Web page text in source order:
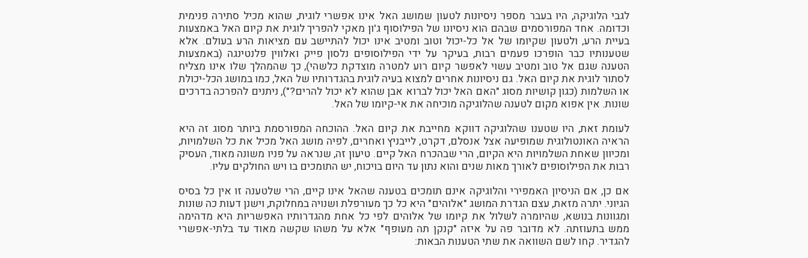
לגבי הלוגיקה, היו בעבר מספר ניסיונות לטעון שמושג האל אינו אפשרי לוגית, שהוא מכיל סתירה פנימית
וכדומה. אחד המפורסמים שבהם הוא ניסיונו של הפילוסוף ג'ון מאקי להפריך לוגית את קיום האל באמצעות
בעיית הרע, ולטעון שקיומו של אל כל-יכול וטוב ומטיב אינו יכול להתיישב עם מציאות הרע בעולם. אלא
שטענותיו כבר הופרכו פעמים רבות, בעיקר על ידי הפילוסופים נלסון פייק ואלווין פלנטינגה (באמצעות
הטענה שגם אל טוב ומטיב עשוי לאפשר קיום רוע למטרה מוצדקת כלשהי), כך שהמהלך שלו אינו מצליח
לסתור לוגית את קיום האל. גם ניסיונות אחרים למצוא בעיה לוגית בהגדרותיו של האל, כמו במושג הכל-יכולת
או השלמות (כגון קושיות מסוג "האם האל יכול לברוא אבן שהוא לא יכול להרים?"), ניתנים להפרכה בדרכים
שונות. אין אפוא מקום לטענה שהלוגיקה מוכיחה את אי-קיומו של האל.
לעומת זאת, היו שטענו שהלוגיקה דווקא מחייבת את קיום האל. ההוכחה המפורסמת ביותר מסוג זה היא
הראיה האונטולוגית שמופיעה אצל אנסלם, דקרט, לייבניץ ואחרים, לפיה מושג האל מכיל את כל השלמויות,
ומכיוון שאחת השלמויות היא הקיום, הרי שבהכרח האל קיים. טיעון זה, שנראה על פניו משונה מאוד, העסיק
רבות את הפילוסופים לאורך מאות שנים והוא נתון עד היום בויכוח, יש התומכים בו ויש החולקים עליו.
אם כן, אם הניסיון האמפירי והלוגיקה אינם תומכים בטענה שהאל אינו קיים, הרי שלטענה זו אין כל בסיס
הגיוני. יתרה מזאת, עצם הגדרת המושג "אלוהים" היא כל כך מעורפלת ושנויה במחלוקת, וישנן דעות כה שונות
ומגוונות בנושא, שהיומרה לשלול את קיומו של אלוהים לפי כל אחת מהגדרותיו האפשריות היא מדהימה
ממש בתעוזתה. לא מדובר פה על איזה "קנקן תה מעופף" אלא על משהו שקשה מאוד עד בלתי-אפשרי
להגדיר. קחו לשם השוואה את שתי הטענות הבאות: